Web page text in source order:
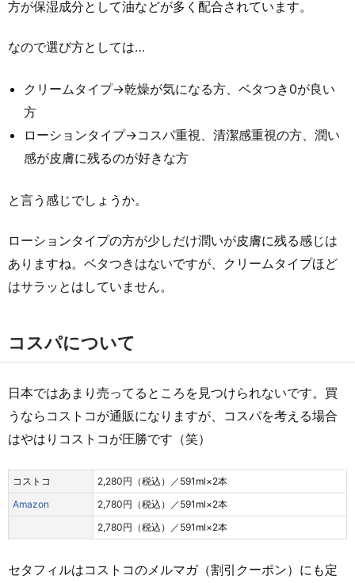
方が保湿成分として油などが多く配合されています。
なので選び方としては…
クリームタイプ→乾燥が気になる方、ベタつき0が良い
方
ローションタイプ→コスパ重視、清潔感重視の方、潤い
感が皮膚に残るのが好きな方
と言う感じでしょうか。
ローションタイプの方が少しだけ潤いが皮膚に残る感じは
ありますね。ベタつきはないですが、クリームタイプほど
はサラッとはしていません。
コスパについて
日本ではあまり売ってるところを見つけられないです。買
うならコストコが通販になりますが、コスパを考える場合
はやはりコストコが圧勝です（笑）
コストコ
2,280円（税込）／591ml×2本
Amazon
2,780円（税込）／591ml×2本
2,780円（税込）／591ml×2本
セタフィルはコストコのメルマガ（割引クーポン）にも定